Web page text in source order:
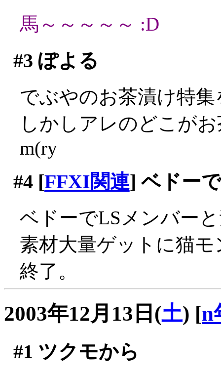
馬～～～～～ :D
#3 ぽよる
でぶやのお茶漬け特集
しかしアレのどこが
m(ry
#4[FFXI関連] ベドー
ベドーでLSメンバー
素材大量ゲットに猫
終了。
2003年12月13日(土) [n
#1 ツクモから